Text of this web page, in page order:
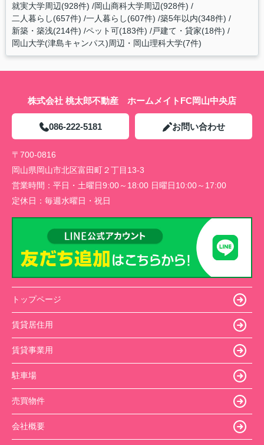
就実大学周辺(928件) 岡山商科大学周辺(928件)
二人暮らし(657件) 一人暮らし(607件) 築5年以内(348件)
新築・築浅(214件) ペット可(183件) 戸建て・貸家(18件)
岡山大学(津島キャンパス)周辺・岡山理科大学(7件)
株式会社 桃太郎不動産 ホームメイトFC岡山中央店
086-222-5181 お問い合わせ
〒700-0816
岡山県岡山市北区富田町２丁目13-3
営業時間： 平日・土曜日9:00～18:00 日曜日10:00～17:00
定休日： 毎週水曜日・祝日
トップページ
賃貸居住用
賃貸事業用
駐車場
売買物件
会社概要